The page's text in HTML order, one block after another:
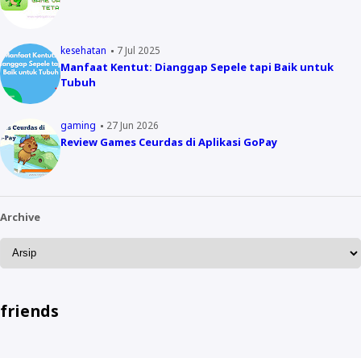
kesehatan 7 Jul 2025
Manfaat Kentut: Dianggap Sepele tapi Baik untuk
Tubuh
gaming 27 Jun 2026
Review Games Ceurdas di Aplikasi GoPay
Archive
friends